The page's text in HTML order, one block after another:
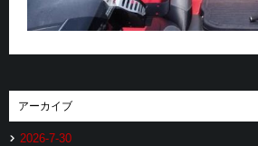
アーカイブ
2026-7-30